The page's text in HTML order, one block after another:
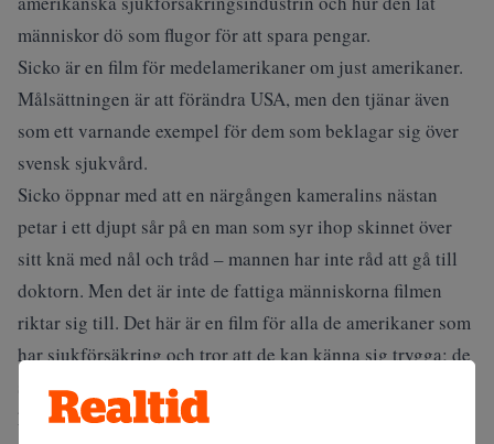
människor dö som flugor för att spara pengar.
Sicko är en film för medelamerikaner om just amerikaner.
Målsättningen är att förändra USA, men den tjänar även
som ett varnande exempel för dem som beklagar sig över
svensk sjukvård.
Sicko öppnar med att en närgången kameralins nästan
petar i ett djupt sår på en man som syr ihop skinnet över
sitt knä med nål och tråd – mannen har inte råd att gå till
doktorn. Men det är inte de fattiga människorna filmen
riktar sig till. Det här är en film för alla de amerikaner som
har sjukförsäkring och tror att de kan känna sig trygga; de
som bor i välskötta villaområden med två barn och en
hund.